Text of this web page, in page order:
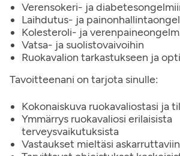
Verensokeri- ja
Laihdutus- ja
Kolesteroli- ja
Vatsa- ja suolistovaivoihin
Ruokavalion tarkastukseen ja
Tavoitteenani on tarjota sinulle:
Kokonaiskuva ruokavaliostasi ja
Ymmärrys ruokavaliosi erilaisista
terveysvaikutuksista
Vastaukset mieltäsi